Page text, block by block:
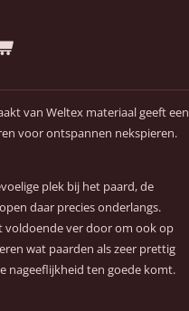
van Weltex materiaal geeft een
voor ontspannen nekspieren.
plek bij het paard, de
daar precies onderlangs.
voldoende ver door om ook op
wat paarden als zeer prettig
nageeflijkheid ten goede komt.